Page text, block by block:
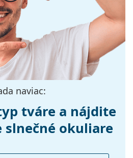
mm
mm
g
naviac:
tváre a nájdite
slnečné okuliare